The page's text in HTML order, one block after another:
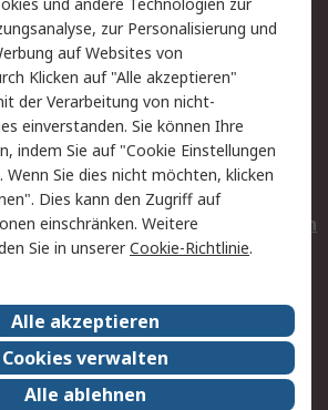
Kontakt
Privatkunden
Datenschutz
Zahlungsbedingungen
Entsorgung
Elektrogeräte/Batterien
RS weltweit
Nachhaltigkeit
ZertifikatePresse-Center
zur Personalisierung und
auf Websites von
Klicken auf "Alle akzeptieren"
der Verarbeitung von nicht-
einverstanden. Sie können Ihre
indem Sie auf "Cookie Einstellungen
Wenn Sie dies nicht möchten, klicken
Dies kann den Zugriff auf
einschränken. Weitere
Sie in unsererCookie-Richtlinie.
Alle akzeptieren
Cookies verwalten
Alle ablehnen